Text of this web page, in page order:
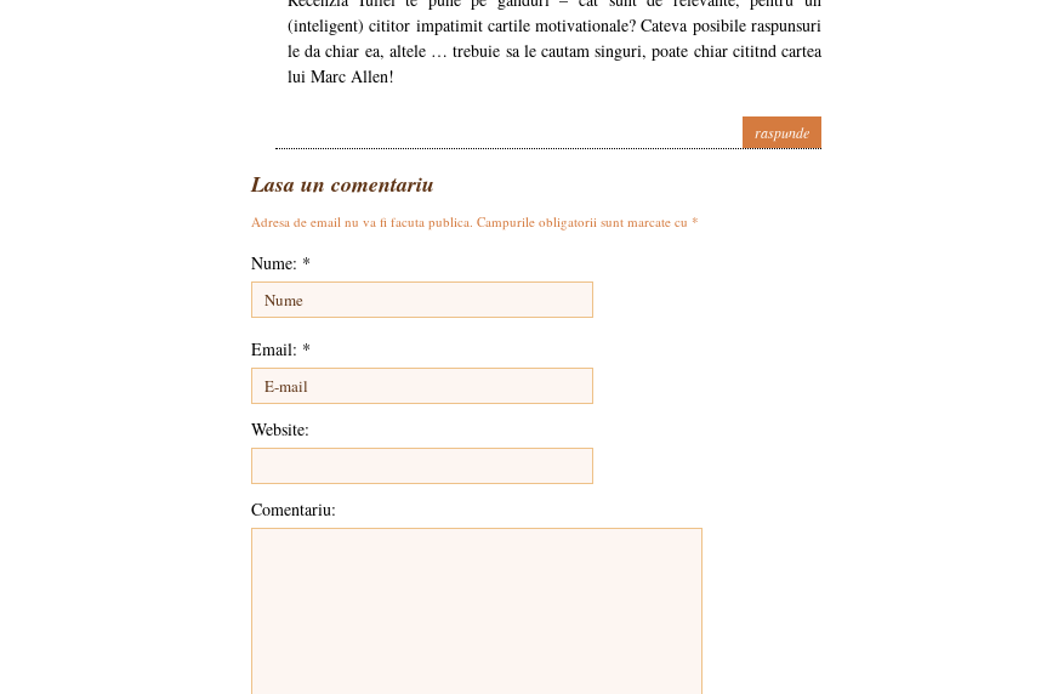
(inteligent) cititor impatimit cartile motivationale? Cateva posibile raspunsuri
le da chiar ea, altele … trebuie sa le cautam singuri, poate chiar cititnd cartea
lui Marc Allen!
raspunde
Lasa un comentariu
Adresa de email nu va fi facuta publica. Campurile obligatorii sunt marcate cu *
Nume: *
Email: *
Website:
Comentariu: